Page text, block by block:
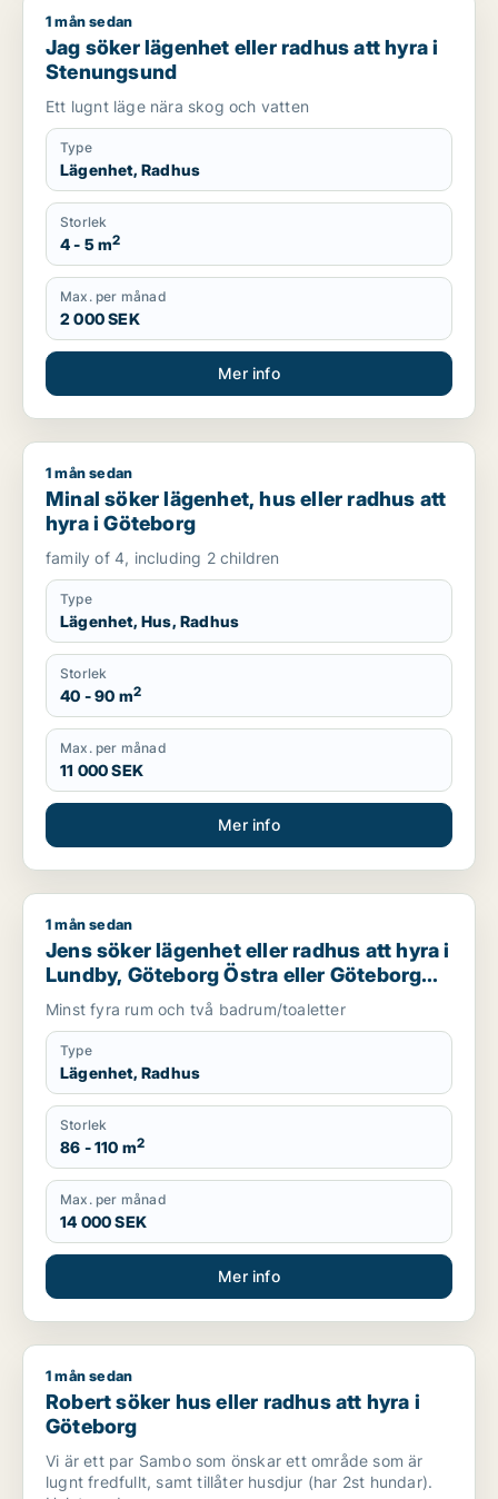
Jag söker lägenhet eller radhus att hyra i Stenungsund
1 mån sedan
Jag söker lägenhet eller radhus att hyra i
Stenungsund
Ett lugnt läge nära skog och vatten
Type
Lägenhet, Radhus
Storlek
4 - 5 m2
Max. per månad
2 000 SEK
Mer info
Minal söker lägenhet, hus eller radhus att hyra i Göteborg
1 mån sedan
Minal söker lägenhet, hus eller radhus att
hyra i Göteborg
family of 4, including 2 children
Type
Lägenhet, Hus, Radhus
Storlek
40 - 90 m2
Max. per månad
11 000 SEK
Mer info
Jens söker lägenhet eller radhus att hyra i Lundby,
1 mån sedan
Jens söker lägenhet eller radhus att hyra i
Lundby, Göteborg Östra eller Göteborg
Västra m.fl.
Minst fyra rum och två badrum/toaletter
Type
Lägenhet, Radhus
Storlek
86 - 110 m2
Max. per månad
14 000 SEK
Mer info
Robert söker hus eller radhus att hyra i Göteborg
1 mån sedan
Robert söker hus eller radhus att hyra i
Göteborg
Vi är ett par Sambo som önskar ett område som är
lugnt fredfullt, samt tillåter husdjur (har 2st hundar).